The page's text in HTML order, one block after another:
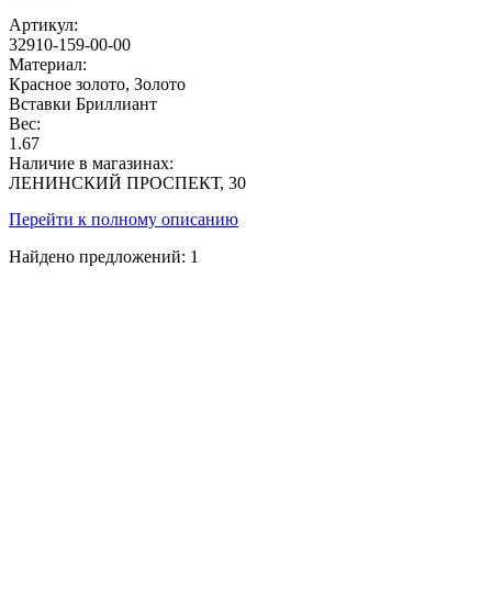
Артикул:
32910-159-00-00
Материал:
Красное золото, Золото
Вставки Бриллиант
Вес:
1.67
Наличие в магазинах:
ЛЕНИНСКИЙ ПРОСПЕКТ, 30
Перейти к полному описанию
Найдено предложений: 1